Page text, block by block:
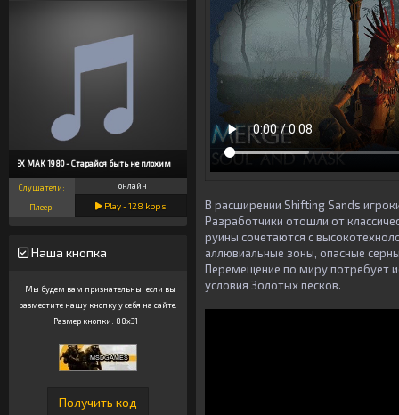
ALEX MAK 1980 - Старайся быть не плохим
Слушатели: онлайн
Плеер: Play -128 kbps
Наша кнопка
Мы будем вам признательны, если вы
разместите нашу кнопку у себя на сайте.
Размер кнопки: 88x31
В расширении Shifting Sands
Разработчики отошли от
руины сочетаются с
аллювиальные зоны, опасные
Перемещение по миру потребует
условия Золотых песков.